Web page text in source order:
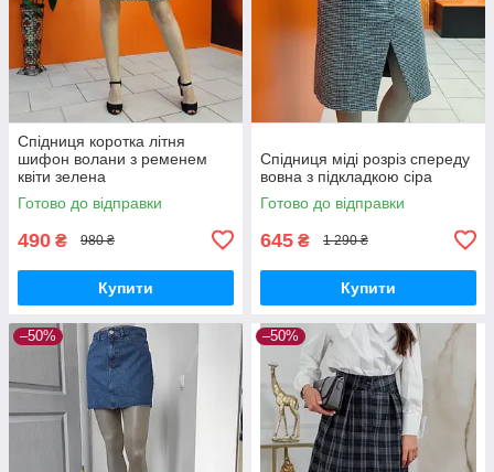
Спідниця коротка літня
шифон волани з ременем
квіти зелена
Готово до відправки
490 ₴ 980 ₴
Купити
Спідниця міді розріз спереду
вовна з підкладкою сіра
Готово до відправки
645 ₴ 1 290 ₴
Купити
–50% –50%